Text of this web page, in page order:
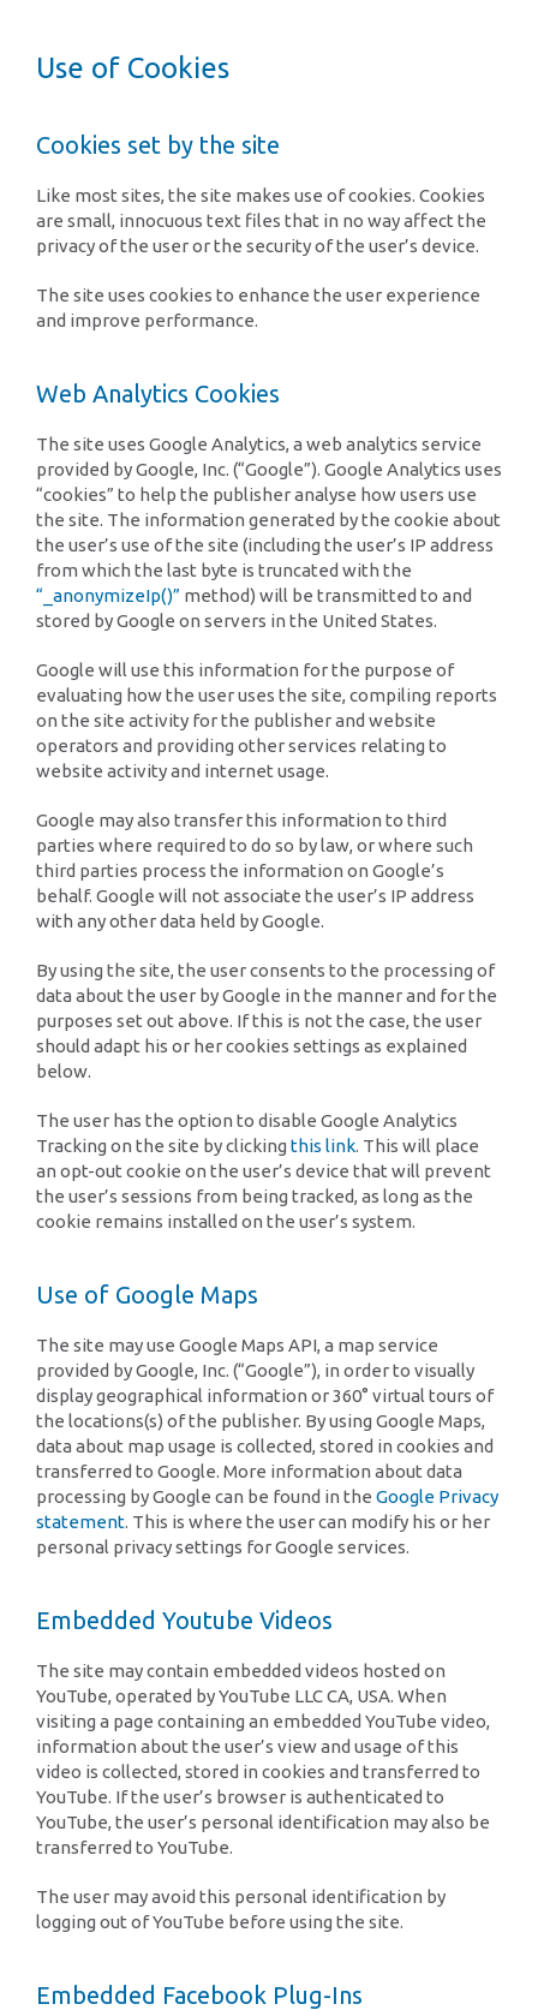
Use of Cookies
Cookies set by the site
Like most sites, the site makes use of cookies. Cookies
are small, innocuous text files that in no way affect the
privacy of the user or the security of the user’s device.
The site uses cookies to enhance the user experience
and improve performance.
Web Analytics Cookies
The site uses Google Analytics, a web analytics service
provided by Google, Inc. (“Google”). Google Analytics uses
“cookies” to help the publisher analyse how users use
the site. The information generated by the cookie about
the user’s use of the site (including the user’s IP address
from which the last byte is truncated with the
“_anonymizeIp()” method) will be transmitted to and
stored by Google on servers in the United States.
Google will use this information for the purpose of
evaluating how the user uses the site, compiling reports
on the site activity for the publisher and website
operators and providing other services relating to
website activity and internet usage.
Google may also transfer this information to third
parties where required to do so by law, or where such
third parties process the information on Google’s
behalf. Google will not associate the user’s IP address
with any other data held by Google.
By using the site, the user consents to the processing of
data about the user by Google in the manner and for the
purposes set out above. If this is not the case, the user
should adapt his or her cookies settings as explained
below.
The user has the option to disable Google Analytics
Tracking on the site by clicking this link. This will place
an opt-out cookie on the user’s device that will prevent
the user’s sessions from being tracked, as long as the
cookie remains installed on the user’s system.
Use of Google Maps
The site may use Google Maps API, a map service
provided by Google, Inc. (“Google”), in order to visually
display geographical information or 360° virtual tours of
the locations(s) of the publisher. By using Google Maps,
data about map usage is collected, stored in cookies and
transferred to Google. More information about data
processing by Google can be found in the Google Privacy
statement. This is where the user can modify his or her
personal privacy settings for Google services.
Embedded Youtube Videos
The site may contain embedded videos hosted on
YouTube, operated by YouTube LLC CA, USA. When
visiting a page containing an embedded YouTube video,
information about the user’s view and usage of this
video is collected, stored in cookies and transferred to
YouTube. If the user’s browser is authenticated to
YouTube, the user’s personal identification may also be
transferred to YouTube.
The user may avoid this personal identification by
logging out of YouTube before using the site.
Embedded Facebook Plug-Ins